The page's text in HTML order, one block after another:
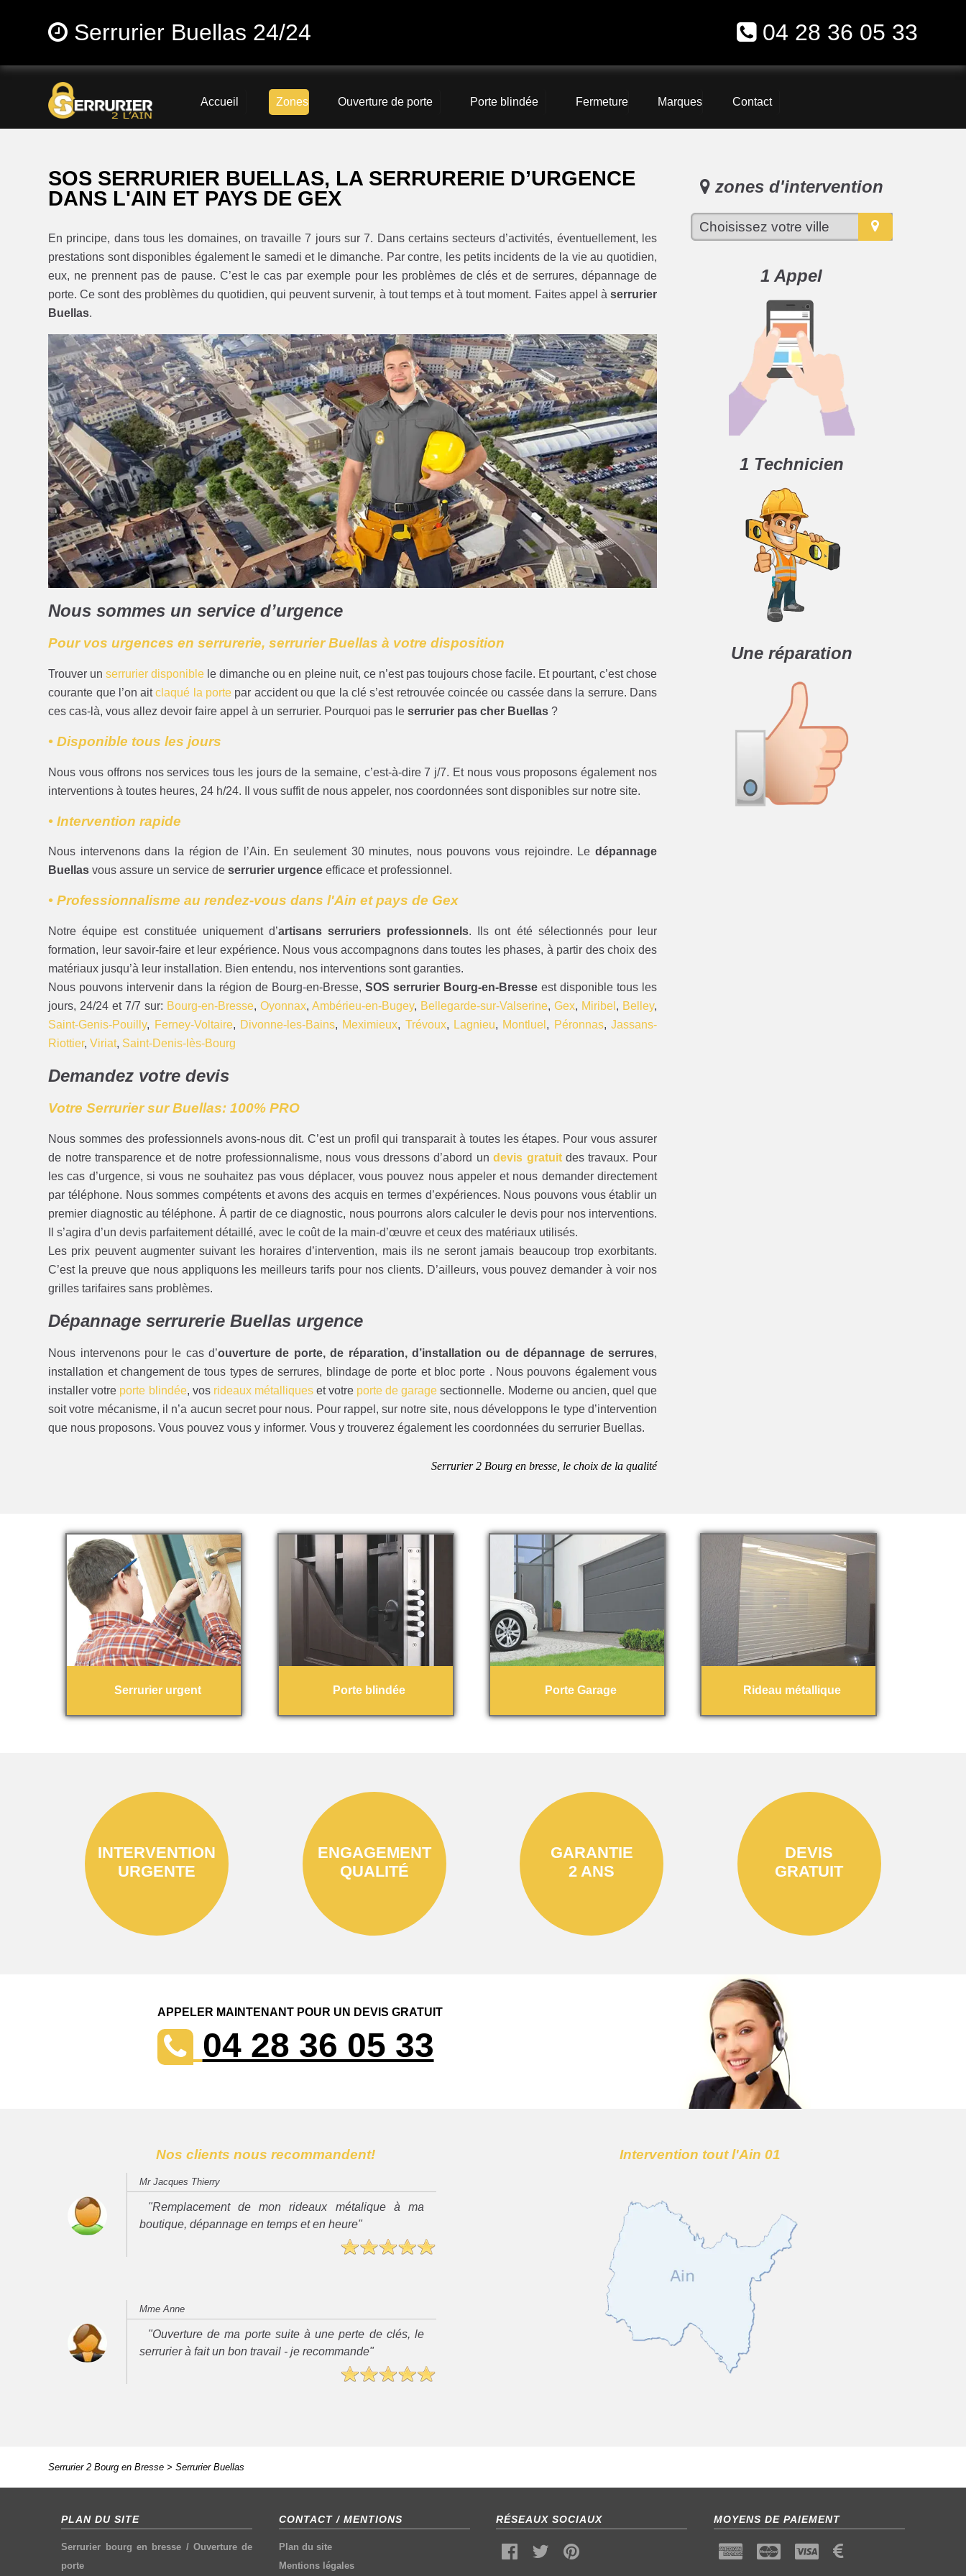
Serrurier Buellas 24/24 04 28 36 05 33
Accueil Zones Ouverture de porte Porte blindée Fermeture Marques Contact
SOS SERRURIER BUELLAS, LA SERRURERIE D’URGENCE
DANS L'AIN ET PAYS DE GEX
En principe, dans tous les domaines, on travaille 7 jours sur 7. Dans certains secteurs d’activités, éventuellement, les
prestations sont disponibles également le samedi et le dimanche. Par contre, les petits incidents de la vie au quotidien,
eux, ne prennent pas de pause. C’est le cas par exemple pour les problèmes de clés et de serrures, dépannage de
porte. Ce sont des problèmes du quotidien, qui peuvent survenir, à tout temps et à tout moment. Faites appel à serrurier
Buellas.
Nous sommes un service d’urgence
Pour vos urgences en serrurerie, serrurier Buellas à votre disposition
Trouver unserrurier disponible le dimanche ou en pleine nuit, ce n’est pas toujours chose facile. Et pourtant, c’est chose
courante que l’on aitclaqué la porte par accident ou que la clé s’est retrouvée coincée ou cassée dans la serrure. Dans
ces cas-là, vous allez devoir faire appel à un serrurier. Pourquoi pas leserrurier pas cher Buellas ?
• Disponible tous les jours
Nous vous offrons nos services tous les jours de la semaine, c’est-à-dire 7 j/7. Et nous vous proposons également nos
interventions à toutes heures, 24 h/24. Il vous suffit de nous appeler, nos coordonnées sont disponibles sur notre site.
• Intervention rapide
Nous intervenons dans la région de l’Ain. En seulement 30 minutes, nous pouvons vous rejoindre. Le dépannage
Buellas vous assure un service deserrurier urgence efficace et professionnel.
• Professionnalisme au rendez-vous dans l'Ain et pays de Gex
Notre équipe est constituée uniquement d’artisans serruriers professionnels. Ils ont été sélectionnés pour leur
formation, leur savoir-faire et leur expérience. Nous vous accompagnons dans toutes les phases, à partir des choix des
matériaux jusqu’à leur installation. Bien entendu, nos interventions sont garanties.
Nous pouvons intervenir dans la région de Bourg-en-Bresse,SOS serrurier Bourg-en-Bresse est disponible tous les
jours, 24/24 et 7/7 sur: Bourg-en-Bresse,Oyonnax,Ambérieu-en-Bugey, Bellegarde-sur-Valserine,Gex, Miribel , Belley,
Saint-Genis-Pouilly, Ferney-Voltaire, Divonne-les-Bains, Meximieux, Trévoux, Lagnieu, Montluel , Péronnas, Jassans-
Riottier,Viriat, Saint-Denis-lès-Bourg
Demandez votre devis
Votre Serrurier sur Buellas: 100% PRO
Nous sommes des professionnels avons-nous dit. C’est un profil qui transparait à toutes les étapes. Pour vous assurer
de notre transparence et de notre professionnalisme, nous vous dressons d’abord undevis gratuitdes travaux. Pour
les cas d’urgence, si vous ne souhaitez pas vous déplacer, vous pouvez nous appeler et nous demander directement
par téléphone. Nous sommes compétents et avons des acquis en termes d’expériences. Nous pouvons vous établir un
premier diagnostic au téléphone. À partir de ce diagnostic, nous pourrons alors calculer le devis pour nos interventions.
Il s’agira d’un devis parfaitement détaillé, avec le coût de la main-d’œuvre et ceux des matériaux utilisés.
Les prix peuvent augmenter suivant les horaires d’intervention, mais ils ne seront jamais beaucoup trop exorbitants.
C’est la preuve que nous appliquons les meilleurs tarifs pour nos clients. D’ailleurs, vous pouvez demander à voir nos
grilles tarifaires sans problèmes.
Dépannage serrurerie Buellas urgence
Nous intervenons pour le cas d’ouverture de porte, de réparation, d’installation ou de dépannage de serrures,
installation et changement de tous types de serrures, blindage de porte et bloc porte . Nous pouvons également vous
installer votre porte blindée, vos rideaux métalliqueset votre porte de garage sectionnelle. Moderne ou ancien, quel que
soit votre mécanisme, il n’a aucun secret pour nous. Pour rappel, sur notre site, nous développons le type d’intervention
que nous proposons. Vous pouvez vous y informer. Vous y trouverez également les coordonnées du serrurier Buellas.
Serrurier 2 Bourg en bresse, le choix de la qualité
zones d'intervention
1 Appel
1 Technicien
Une réparation
Serrurier urgent Porte blindée Porte Garage Rideau métallique
INTERVENTION
URGENTE
ENGAGEMENT
QUALITÉ
GARANTIE
2 ANS
DEVIS
GRATUIT
APPELER MAINTENANT POUR UN DEVIS GRATUIT
04 28 36 05 33
Nos clients nous recommandent!
Mr Jacques Thierry
"Remplacement de mon rideaux métalique à ma
boutique, dépannage en temps et en heure"
Mme Anne
"Ouverture de ma porte suite à une perte de clés, le
serrurier à fait un bon travail - je recommande"
Intervention tout l'Ain 01
Serrurier 2 Bourg en Bresse> Serrurier Buellas
PLAN DU SITE
Serrurier bourg en bresse /Ouverture de
porte
CONTACT / MENTIONS
Plan du site
Mentions légales
RÉSEAUX SOCIAUX MOYENS DE PAIEMENT